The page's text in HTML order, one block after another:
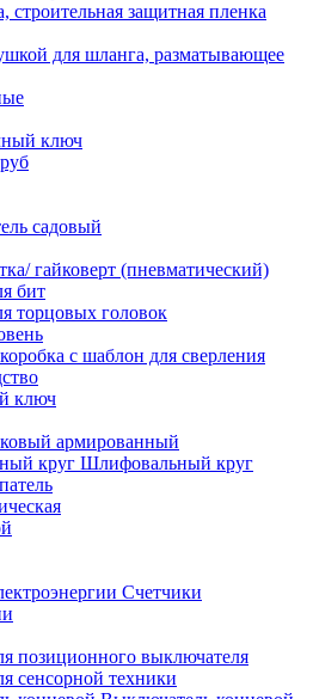
строительная защитная пленка
для шланга, разматывающее
ключ
садовый
гайковерт (пневматический)
бит
торцовых головок
с шаблон для сверления
ключ
армированный
Шлифовальный круг
Счетчики
позиционного выключателя
сенсорной техники